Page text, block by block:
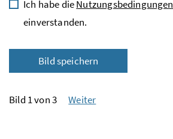
Ich habe dieNutzungsbedingungen
einverstanden.
Bild speichern
Bild 1 von 3 Weiter